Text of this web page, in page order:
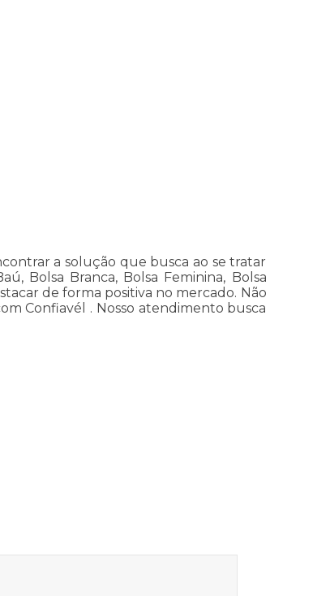
a solução que busca ao se tratar
Bolsa Branca, Bolsa Feminina, Bolsa
de forma positiva no mercado. Não
Confiavél . Nosso atendimento busca